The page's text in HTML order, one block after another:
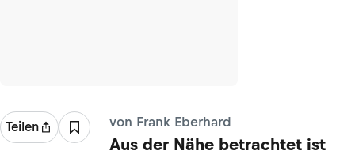
Teilen von Frank Eberhard
Aus der Nähe betrachtet ist